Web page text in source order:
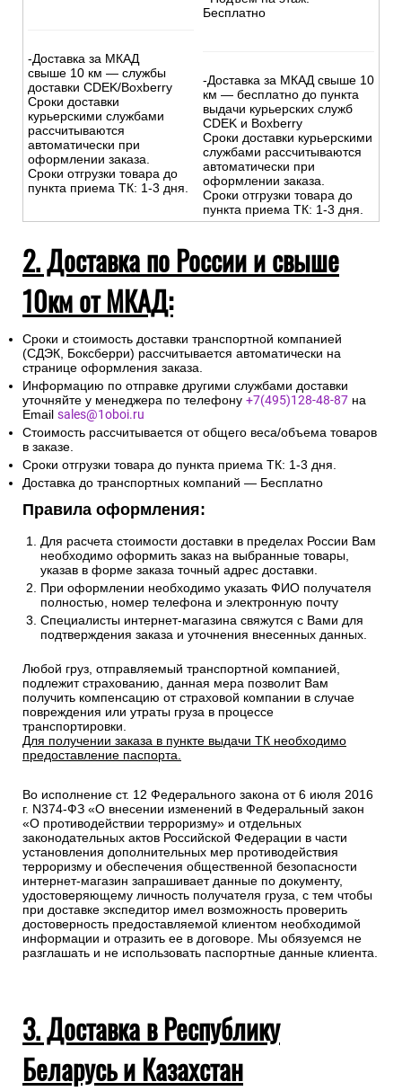
-Доставка за МКАД
свыше 10 км — службы
доставки CDEK/Boxberry
Сроки доставки
курьерскими службами
рассчитываются
автоматически при
оформлении заказа.
Сроки отгрузки товара до
пункта приема ТК: 1-3 дня.
Бесплатно
-Доставка за МКАД свыше 10
км — бесплатно до пункта
выдачи курьерских служб
CDEK и Boxberry
Сроки доставки курьерскими
службами рассчитываются
автоматически при
оформлении заказа.
Сроки отгрузки товара до
пункта приема ТК: 1-3 дня.
2. Доставка по России и свыше
10км от МКАД:
Сроки и стоимость доставки транспортной компанией
(СДЭК, Боксберри) рассчитывается автоматически на
странице оформления заказа.
Информацию по отправке другими службами доставки
уточняйте у менеджера по телефону +7(495)128-48-87 на
Email sales@1oboi.ru
Стоимость рассчитывается от общего веса/объема товаров
в заказе.
Сроки отгрузки товара до пункта приема ТК: 1-3 дня.
Доставка до транспортных компаний — Бесплатно
Правила оформления:
Для расчета стоимости доставки в пределах России Вам
необходимо оформить заказ на выбранные товары,
указав в форме заказа точный адрес доставки.
При оформлении необходимо указать ФИО получателя
полностью, номер телефона и электронную почту
Специалисты интернет-магазина свяжутся с Вами для
подтверждения заказа и уточнения внесенных данных.
Любой груз, отправляемый транспортной компанией,
подлежит страхованию, данная мера позволит Вам
получить компенсацию от страховой компании в случае
повреждения или утраты груза в процессе
транспортировки.
Для получении заказа в пункте выдачи ТК необходимо
предоставление паспорта.
Во исполнение ст. 12 Федерального закона от 6 июля 2016
г. N374-ФЗ «О внесении изменений в Федеральный закон
«О противодействии терроризму» и отдельных
законодательных актов Российской Федерации в части
установления дополнительных мер противодействия
терроризму и обеспечения общественной безопасности
интернет-магазин запрашивает данные по документу,
удостоверяющему личность получателя груза, с тем чтобы
при доставке экспедитор имел возможность проверить
достоверность предоставляемой клиентом необходимой
информации и отразить ее в договоре. Мы обязуемся не
разглашать и не использовать паспортные данные клиента.
3. Доставка в Республику
Беларусь и Казахстан